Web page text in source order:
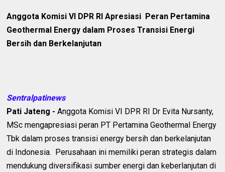
Anggota Komisi VI DPR RI Apresiasi Peran Pertamina
Geothermal Energy dalam Proses Transisi Energi
Bersih dan Berkelanjutan
Sentralpatinews
Pati Jateng -Anggota Komisi VI DPR RI Dr Evita Nursanty,
MSc mengapresiasi peran PT Pertamina Geothermal Energy
Tbk dalam proses transisi energy bersih dan berkelanjutan
di Indonesia. Perusahaan ini memiliki peran strategis dalam
mendukung diversifikasi sumber energi dan keberlanjutan di